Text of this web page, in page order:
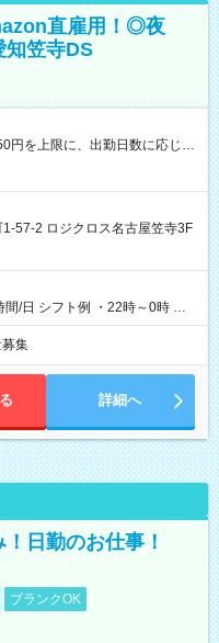
直雇用！◎夜
笠寺DS
円を上限に、出勤日数に応じて
手数料無料（Amazon負担）
57-2 ロジクロス名古屋笠寺3F
/日 シフト例 ・22時～0時 入
上、申請してください。
集
詳細へ
日勤のお仕事！
ブランクOK